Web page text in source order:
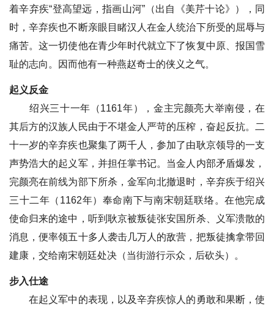
着辛弃疾“登高望远，指画山河”（出自《美芹十论》），同
时，辛弃疾也不断亲眼目睹汉人在金人统治下所受的屈辱与
痛苦。这一切使他在青少年时代就立下了恢复中原、报国雪
耻的志向。因而他有一种燕赵奇士的侠义之气。
起义反金
绍兴三十一年（1161年），金主完颜亮大举南侵，在
其后方的汉族人民由于不堪金人严苛的压榨，奋起反抗。二
十一岁的辛弃疾也聚集了两千人，参加了由耿京领导的一支
声势浩大的起义军，并担任掌书记。当金人内部矛盾爆发，
完颜亮在前线为部下所杀，金军向北撤退时，辛弃疾于绍兴
三十二年（1162年）奉命南下与南宋朝廷联络。在他完成
使命归来的途中，听到耿京被叛徒张安国所杀、义军溃散的
消息，便率领五十多人袭击几万人的敌营，把叛徒擒拿带回
建康，交给南宋朝廷处决（当街游行示众，后砍头）。
步入仕途
在起义军中的表现，以及辛弃疾惊人的勇敢和果断，使